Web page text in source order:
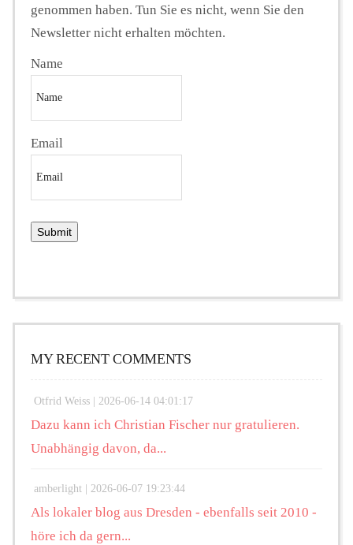
genommen haben. Tun Sie es nicht, wenn Sie den
Newsletter nicht erhalten möchten.
Name
Email
MY RECENT COMMENTS
Otfrid Weiss | 2026-06-14 04:01:17
Dazu kann ich Christian Fischer nur gratulieren.
Unabhängig davon, da...
amberlight | 2026-06-07 19:23:44
Als lokaler blog aus Dresden - ebenfalls seit 2010 -
höre ich da gern...